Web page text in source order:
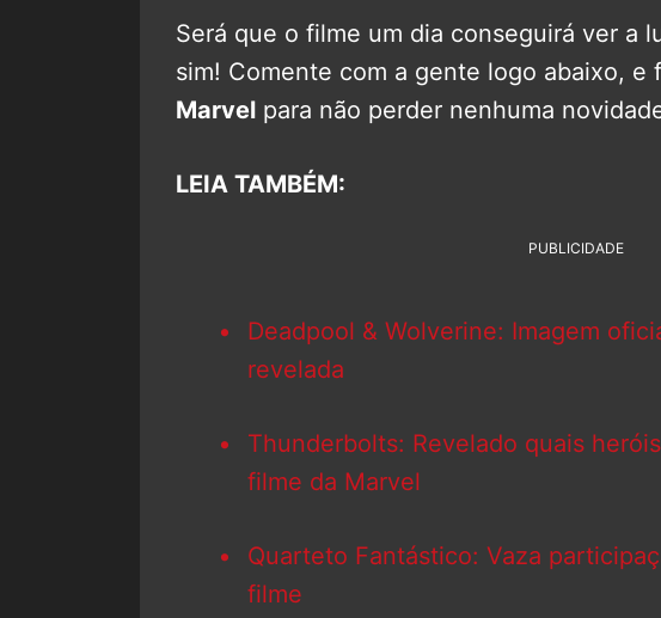
Será que o filme um dia conseguirá ver a
sim! Comente com a gente logo abaixo, e
Marvel para não perder nenhuma
LEIA TAMBÉM:
PUBLICIDADE
Deadpool & Wolverine: Imagem
revelada
Thunderbolts: Revelado quais
filme da Marvel
Quarteto Fantástico: Vaza
filme